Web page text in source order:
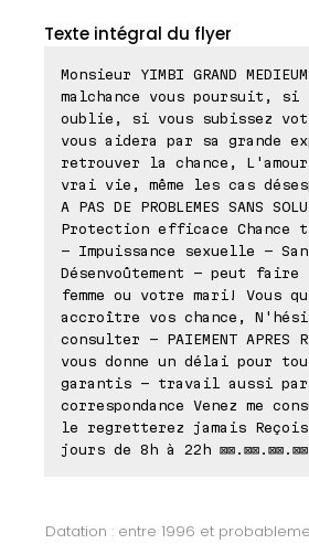
Texte intégral du flyer
Monsieur YIMBI GRAND
malchance vous poursuit, si
oublie, si vous subissez
vous aidera par sa grande
retrouver la chance,
vrai vie, même les cas
A PAS DE PROBLEMES SANS
Protection efficace Chance
- Impuissance sexuelle -
Désenvoûtement - peut
femme ou votre mari! Vous
accroître vos chance,
consulter - PAIEMENT APRES
vous donne un délai pour
garantis - travail aussi par
correspondance Venez me
le regretterez jamais
jours de 8h à 22h
Datation : entre 1996 et